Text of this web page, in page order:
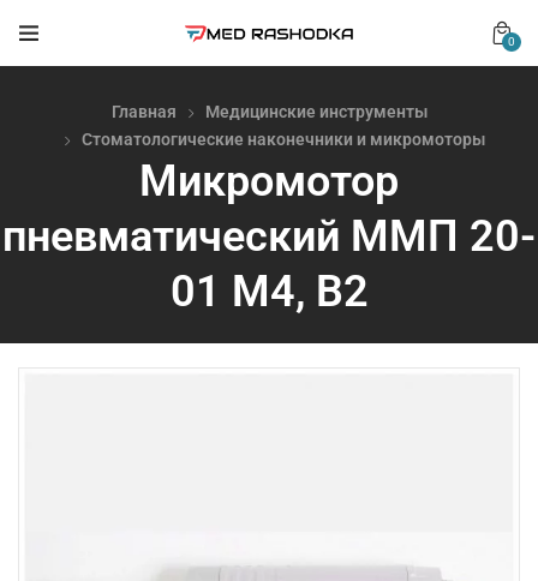
0
Главная
Медицинские инструменты
Стоматологические наконечники и микромоторы
Микромотор
пневматический ММП 20-
01 M4, В2